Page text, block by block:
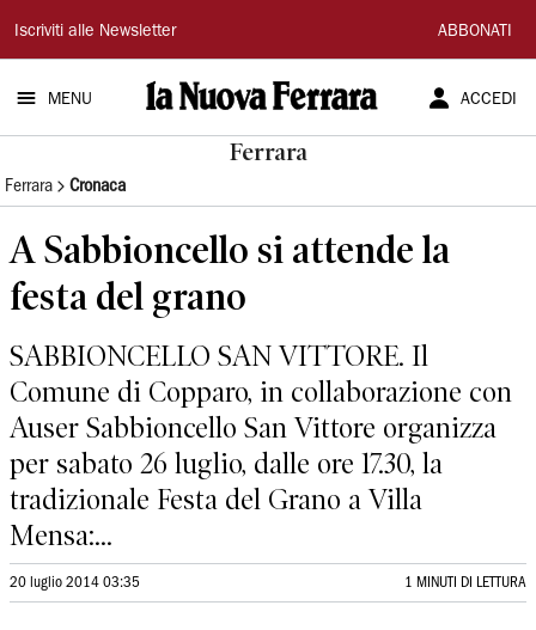
La
Nuova
Ferrara
Iscriviti alle Newsletter ABBONATI
MENU ACCEDI
Ferrara
Ferrara Cronaca
A Sabbioncello si attende la
festa del grano
SABBIONCELLO SAN VITTORE. Il
Comune di Copparo, in collaborazione con
Auser Sabbioncello San Vittore organizza
per sabato 26 luglio, dalle ore 17.30, la
tradizionale Festa del Grano a Villa
Mensa:...
20 luglio 2014 03:35 1 MINUTI DI LETTURA